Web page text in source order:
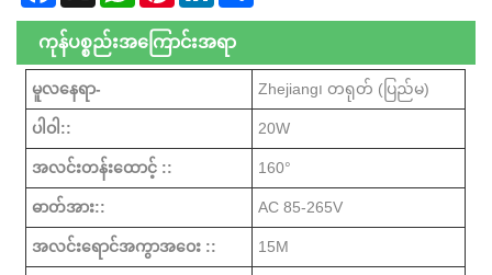
ကုန်ပစ္စည်းအကြောင်းအရာ
မူလနေရာ- Zhejiang၊ တရုတ် (ပြည်မ)
ပါဝါ:: 20W
အလင်းတန်းထောင့် :: 160°
ဓာတ်အား:: AC 85-265V
အလင်းရောင်အကွာအဝေး :: 15M